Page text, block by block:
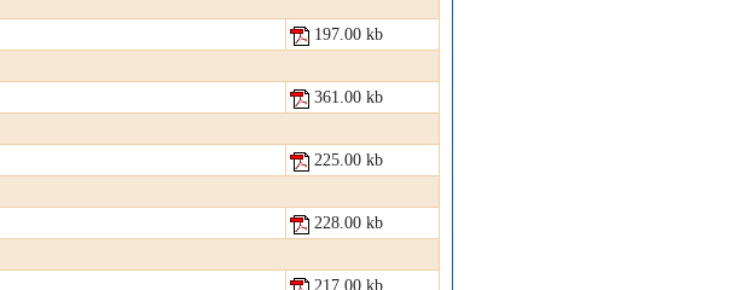
197.00 kb
361.00 kb
225.00 kb
228.00 kb
217.00 kb